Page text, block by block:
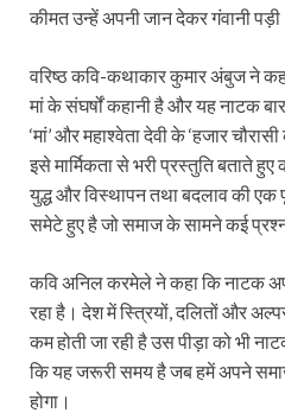
कीमत उन्हें अपनी जान देकर गंवानी
वरिष्ठ कवि-कथाकार कुमार अंबुज ने
मां के संघर्षों कहानी है और यह नाटक
‘मां’ और महाश्वेता देवी के ‘हजार
इसे मार्मिकता से भरी प्रस्तुति बताते
युद्ध और विस्थापन तथा बदलाव की एक
समेटे हुए है जो समाज के सामने कई
कवि अनिल करमेले ने कहा कि नाटक
रहा है। देश में स्त्रियों, दलितों और
कम होती जा रही है उस पीड़ा को भी
कि यह जरूरी समय है जब हमें अपने
होगा।